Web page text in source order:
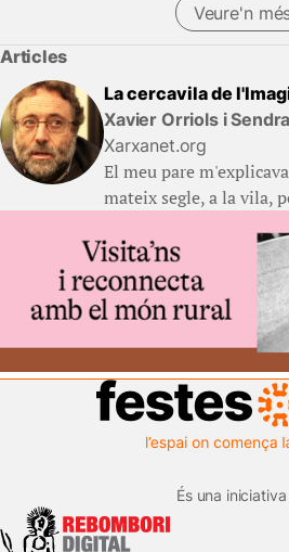
Veure'n
Articles
La cercavila de
Xavier Orriols i Sendra
Xarxanet.org
El meu pare
mateix segle, a la vila,
És una